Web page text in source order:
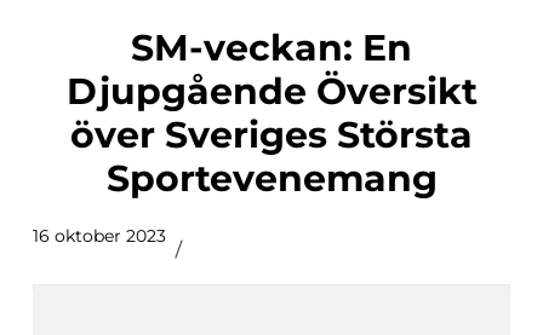
SM-veckan: En
Djupgående Översikt
över Sveriges Största
Sportevenemang
16 oktober 2023